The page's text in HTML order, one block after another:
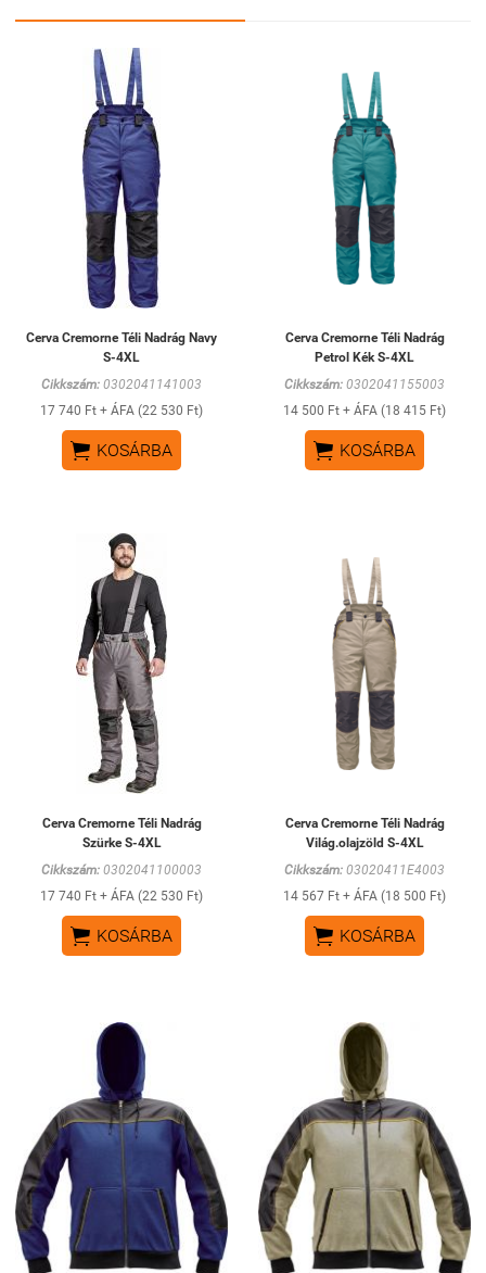
Cerva Cremorne Téli Nadrág Navy
S-4XL
Cikkszám: 0302041141003
17 740 Ft + ÁFA (22 530 Ft)
 KOSÁRBA
Cerva Cremorne Téli Nadrág
Petrol Kék S-4XL
Cikkszám: 0302041155003
14 500 Ft + ÁFA (18 415 Ft)
 KOSÁRBA
Cerva Cremorne Téli Nadrág
Szürke S-4XL
Cikkszám: 0302041100003
17 740 Ft + ÁFA (22 530 Ft)
 KOSÁRBA
Cerva Cremorne Téli Nadrág
Világ.olajzöld S-4XL
Cikkszám: 03020411E4003
14 567 Ft + ÁFA (18 500 Ft)
 KOSÁRBA